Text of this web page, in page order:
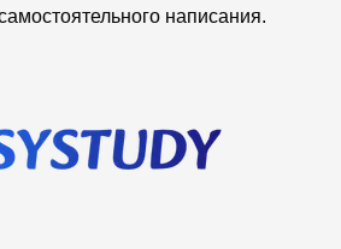
написания.